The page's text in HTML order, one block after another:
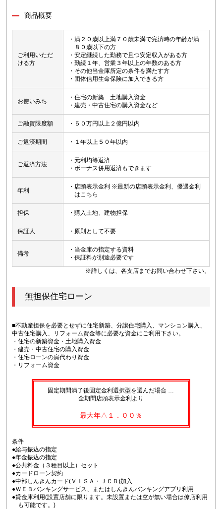
商品概要
ご利用いただ
ける方
・満２０歳以上満７０歳未満で完済時の年齢が満
８０歳以下の方
・安定継続した勤務で且つ安定収入がある方
・勤続１年、営業３年以上の年数のある方
・その他当金庫所定の条件を満たす方
・団体信用生命保険に加入できる方
お使いみち
・住宅の新築 土地購入資金
・建売・中古住宅の購入資金など
ご融資限度額 ・５０万円以上２億円以内
ご返済期間 ・１年以上５０年以内
ご返済方法
・元利均等返済
・ボーナス併用返済もできます
年利
・店頭表示金利 ※最新の店頭表示金利、優遇金利
はこちら
担保 ・購入土地、建物担保
保証人 ・原則として不要
備考
・当金庫の指定する資料
・保証料が別途必要です
※詳しくは、各支店までお問い合わせ下さい。
無担保住宅ローン
■不動産担保を必要とせずに住宅新築、分譲住宅購入、マンション購入、
中古住宅購入、リフォーム資金等に必要な資金にご利用下さい。
・住宅の新築資金・土地購入資金
・建売・中古住宅の購入資金
・住宅ローンの肩代わり資金
・リフォーム資金
固定期間満了後固定金利選択型を選んだ場合 …
全期間店頭表示金利より
最大年△１．００％
条件
●給与振込の指定
●年金振込の指定
●公共料金（３種目以上）セット
●カードローン契約
●中部しんきんカード(ＶＩＳＡ・ＪＣＢ)加入
●ＷＥＢバンキングサービス、またはしんきんバンキングアプリ利用
●貸金庫利用(設置店舗に限ります。未設置または空が無い場合は僚店利用
も可能です。)